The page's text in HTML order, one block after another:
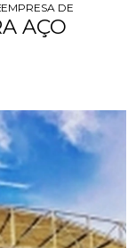
ACO GALVANIZADO
EMPRESA DE
AÇO